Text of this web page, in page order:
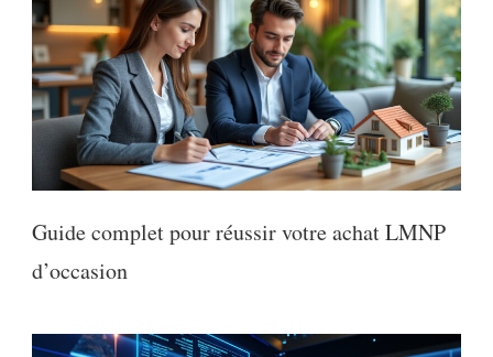
Guide complet pour réussir votre achat LMNP
d’occasion